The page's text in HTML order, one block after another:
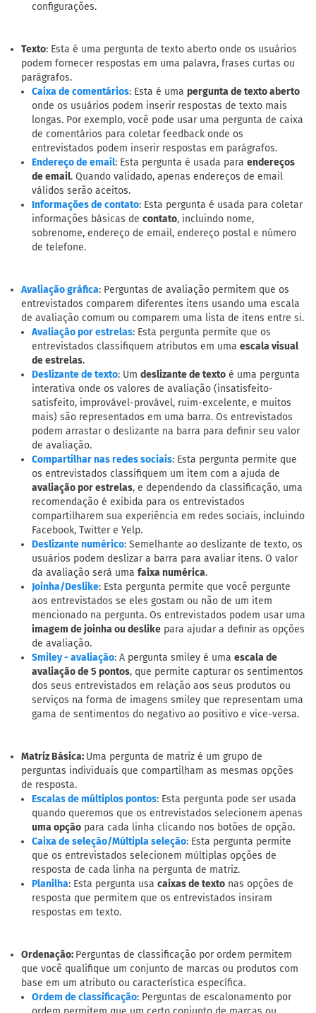
configurações.
Texto: Esta é uma pergunta de texto aberto onde os usuários
podem fornecer respostas em uma palavra, frases curtas ou
parágrafos.
Caixa de comentários: Esta é uma pergunta de texto aberto
onde os usuários podem inserir respostas de texto mais
longas. Por exemplo, você pode usar uma pergunta de caixa
de comentários para coletar feedback onde os
entrevistados podem inserir respostas em parágrafos.
Endereço de email: Esta pergunta é usada para endereços
de email. Quando validado, apenas endereços de email
válidos serão aceitos.
Informações de contato: Esta pergunta é usada para coletar
informações básicas de contato, incluindo nome,
sobrenome, endereço de email, endereço postal e número
de telefone.
Avaliação gráfica: Perguntas de avaliação permitem que os
entrevistados comparem diferentes itens usando uma escala
de avaliação comum ou comparem uma lista de itens entre si.
Avaliação por estrelas: Esta pergunta permite que os
entrevistados classifiquem atributos em uma escala visual
de estrelas.
Deslizante de texto: Um deslizante de texto é uma pergunta
interativa onde os valores de avaliação (insatisfeito-
satisfeito, improvável-provável, ruim-excelente, e muitos
mais) são representados em uma barra. Os entrevistados
podem arrastar o deslizante na barra para definir seu valor
de avaliação.
Compartilhar nas redes sociais: Esta pergunta permite que
os entrevistados classifiquem um item com a ajuda de
avaliação por estrelas, e dependendo da classificação, uma
recomendação é exibida para os entrevistados
compartilharem sua experiência em redes sociais, incluindo
Facebook, Twitter e Yelp.
Deslizante numérico: Semelhante ao deslizante de texto, os
usuários podem deslizar a barra para avaliar itens. O valor
da avaliação será uma faixa numérica.
Joinha/Deslike: Esta pergunta permite que você pergunte
aos entrevistados se eles gostam ou não de um item
mencionado na pergunta. Os entrevistados podem usar uma
imagem de joinha ou deslike para ajudar a definir as opções
de avaliação.
Smiley - avaliação: A pergunta smiley é uma escala de
avaliação de 5 pontos, que permite capturar os sentimentos
dos seus entrevistados em relação aos seus produtos ou
serviços na forma de imagens smiley que representam uma
gama de sentimentos do negativo ao positivo e vice-versa.
Matriz Básica: Uma pergunta de matriz é um grupo de
perguntas individuais que compartilham as mesmas opções
de resposta.
Escalas de múltiplos pontos: Esta pergunta pode ser usada
quando queremos que os entrevistados selecionem apenas
uma opção para cada linha clicando nos botões de opção.
Caixa de seleção/Múltipla seleção: Esta pergunta permite
que os entrevistados selecionem múltiplas opções de
resposta de cada linha na pergunta de matriz.
Planilha: Esta pergunta usa caixas de texto nas opções de
resposta que permitem que os entrevistados insiram
respostas em texto.
Ordenação: Perguntas de classificação por ordem permitem
que você qualifique um conjunto de marcas ou produtos com
base em um atributo ou característica específica.
Ordem de classificação: Perguntas de escalonamento por